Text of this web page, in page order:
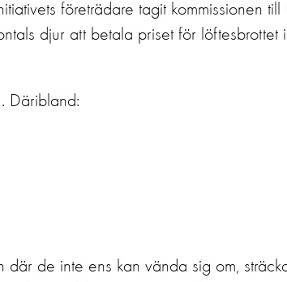
företrädare tagit kommissionen till
djur att betala priset för löftesbrottet i
. Däribland:
de inte ens kan vända sig om,